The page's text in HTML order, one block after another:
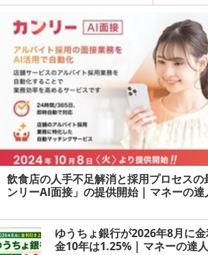
マネーの
飲食店の人手不足解消と採用プロセスの
ンリーAI面接」の提供開始 | マネーの達
ゆうちょ銀行が2026年8月に
金10年は1.25% | マネーの達人